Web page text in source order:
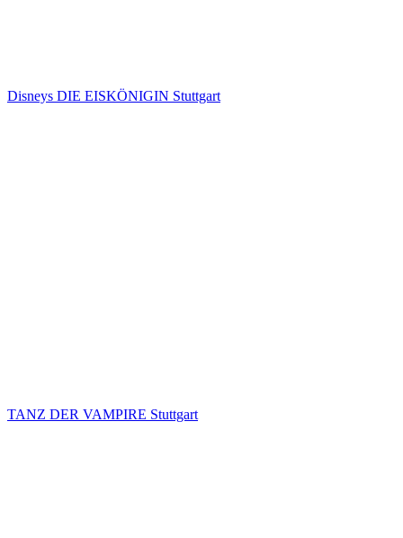
Disneys DIE EISKÖNIGIN Stuttgart
TANZ DER VAMPIRE Stuttgart